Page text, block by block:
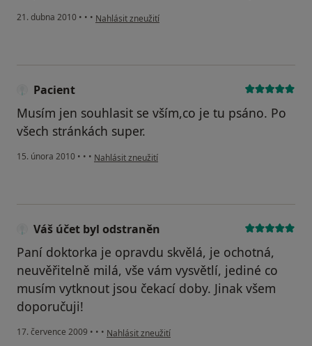
21. dubna 2010 • • • podle názoru uživatele Váš účet byl odstraněn
Nahlásit zneužití
Pacient
Musím jen souhlasit se vším,co je tu psáno. Po
všech stránkách super.
15. února 2010 • • • podle názoru uživatele Pacient
Nahlásit zneužití
Váš účet byl odstraněn
Paní doktorka je opravdu skvělá, je ochotná,
neuvěřitelně milá, vše vám vysvětlí, jediné co
musím vytknout jsou čekací doby. Jinak všem
doporučuji!
17. července 2009 • • • podle názoru uživatele Váš účet byl odstraněn
Nahlásit zneužití